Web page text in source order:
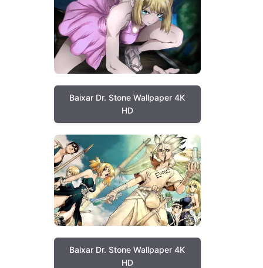
Baixar Dr. Stone Wallpaper 4K
HD
Baixar Dr. Stone Wallpaper 4K
HD